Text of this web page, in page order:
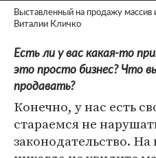
Выставленный на продажу
Виталии Кличко
Есть ли у вас какая-то
это просто бизнес? Что
продавать?
Конечно, у нас есть
стараемся не
законодательство.